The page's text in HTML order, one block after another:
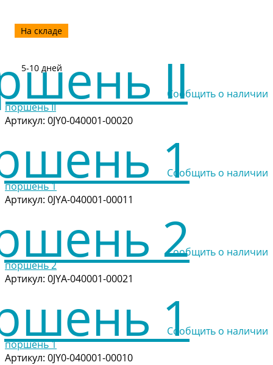
На складе
5-10 дней
Сообщить о наличии
поршень II
Артикул: 0JY0-040001-00020
Сообщить о наличии
поршень 1
Артикул: 0JYA-040001-00011
Сообщить о наличии
поршень 2
Артикул: 0JYA-040001-00021
Сообщить о наличии
поршень 1
Артикул: 0JY0-040001-00010